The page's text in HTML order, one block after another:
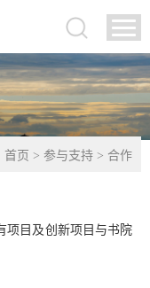
首页 > 参与支持 > 合作
项目及创新项目与书院